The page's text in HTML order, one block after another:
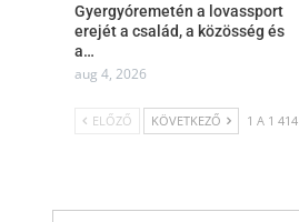
Gyergyóremetén a lovassport
erejét a család, a közösség és
a…
aug 4, 2026
ELŐZŐ KÖVETKEZŐ 1 A 1 414